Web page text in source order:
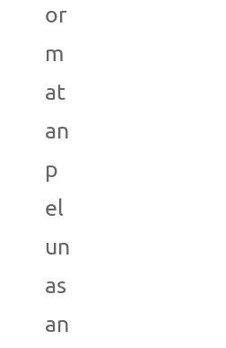
or
m
at
an
p
el
un
as
an